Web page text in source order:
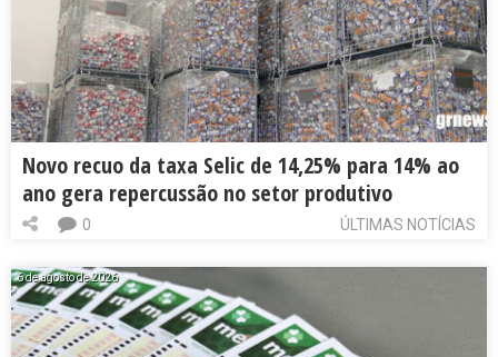
Novo recuo da taxa Selic de 14,25% para 14% ao
ano gera repercussão no setor produtivo
ÚLTIMAS NOTÍCIAS
0
6 de agosto de 2026